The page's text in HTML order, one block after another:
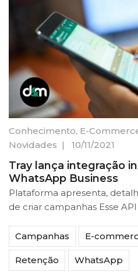
Conhecimento, E-
Novidades | 10/11/2021
Tray lança integração
WhatsApp Business
Plataforma apresenta,
de criar campanhas Esse
Campanhas E-
Retenção WhatsApp